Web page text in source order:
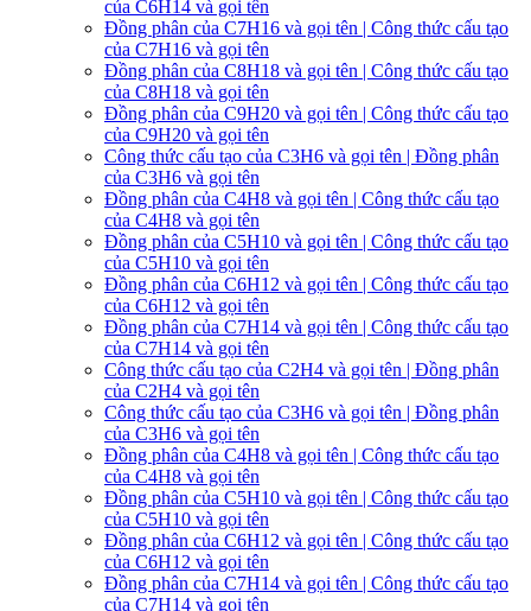
của C6H14 và gọi tên
Đồng phân của C7H16 và gọi tên | Công thức cấu tạo
của C7H16 và gọi tên
Đồng phân của C8H18 và gọi tên | Công thức cấu tạo
của C8H18 và gọi tên
Đồng phân của C9H20 và gọi tên | Công thức cấu tạo
của C9H20 và gọi tên
Công thức cấu tạo của C3H6 và gọi tên | Đồng phân
của C3H6 và gọi tên
Đồng phân của C4H8 và gọi tên | Công thức cấu tạo
của C4H8 và gọi tên
Đồng phân của C5H10 và gọi tên | Công thức cấu tạo
của C5H10 và gọi tên
Đồng phân của C6H12 và gọi tên | Công thức cấu tạo
của C6H12 và gọi tên
Đồng phân của C7H14 và gọi tên | Công thức cấu tạo
của C7H14 và gọi tên
Công thức cấu tạo của C2H4 và gọi tên | Đồng phân
của C2H4 và gọi tên
Công thức cấu tạo của C3H6 và gọi tên | Đồng phân
của C3H6 và gọi tên
Đồng phân của C4H8 và gọi tên | Công thức cấu tạo
của C4H8 và gọi tên
Đồng phân của C5H10 và gọi tên | Công thức cấu tạo
của C5H10 và gọi tên
Đồng phân của C6H12 và gọi tên | Công thức cấu tạo
của C6H12 và gọi tên
Đồng phân của C7H14 và gọi tên | Công thức cấu tạo
của C7H14 và gọi tên